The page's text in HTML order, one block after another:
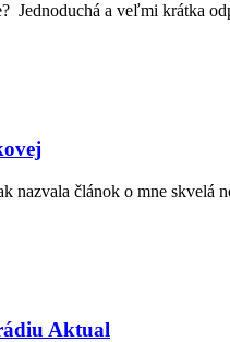
Jednoduchá a veľmi krátka
nazvala článok o mne
Aktual